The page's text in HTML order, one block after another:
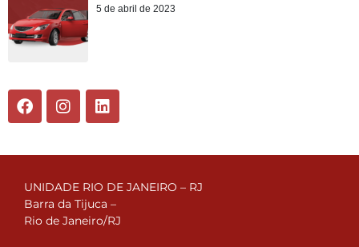
5 de abril de 2023
UNIDADE RIO DE JANEIRO – RJ
Barra da Tijuca –
Rio de Janeiro/RJ